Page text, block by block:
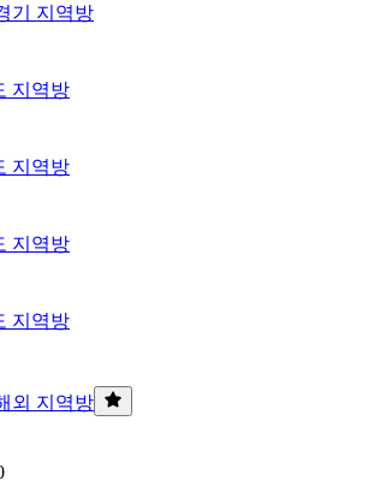
기 지역방
지역방
지역방
지역방
지역방
외 지역방